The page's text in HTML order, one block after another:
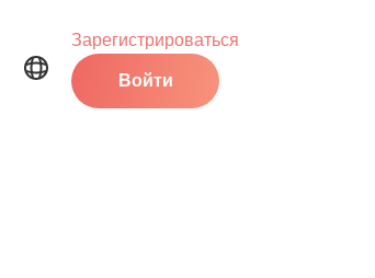
Зарегистрироваться
Войти